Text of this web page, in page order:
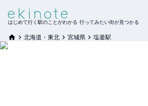
はじめて行く駅のことがわかる 行ってみたい街が見つかる
北海道・東北 宮城県 塩釜駅